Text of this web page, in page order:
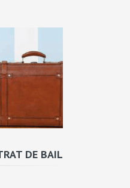
DE BAIL